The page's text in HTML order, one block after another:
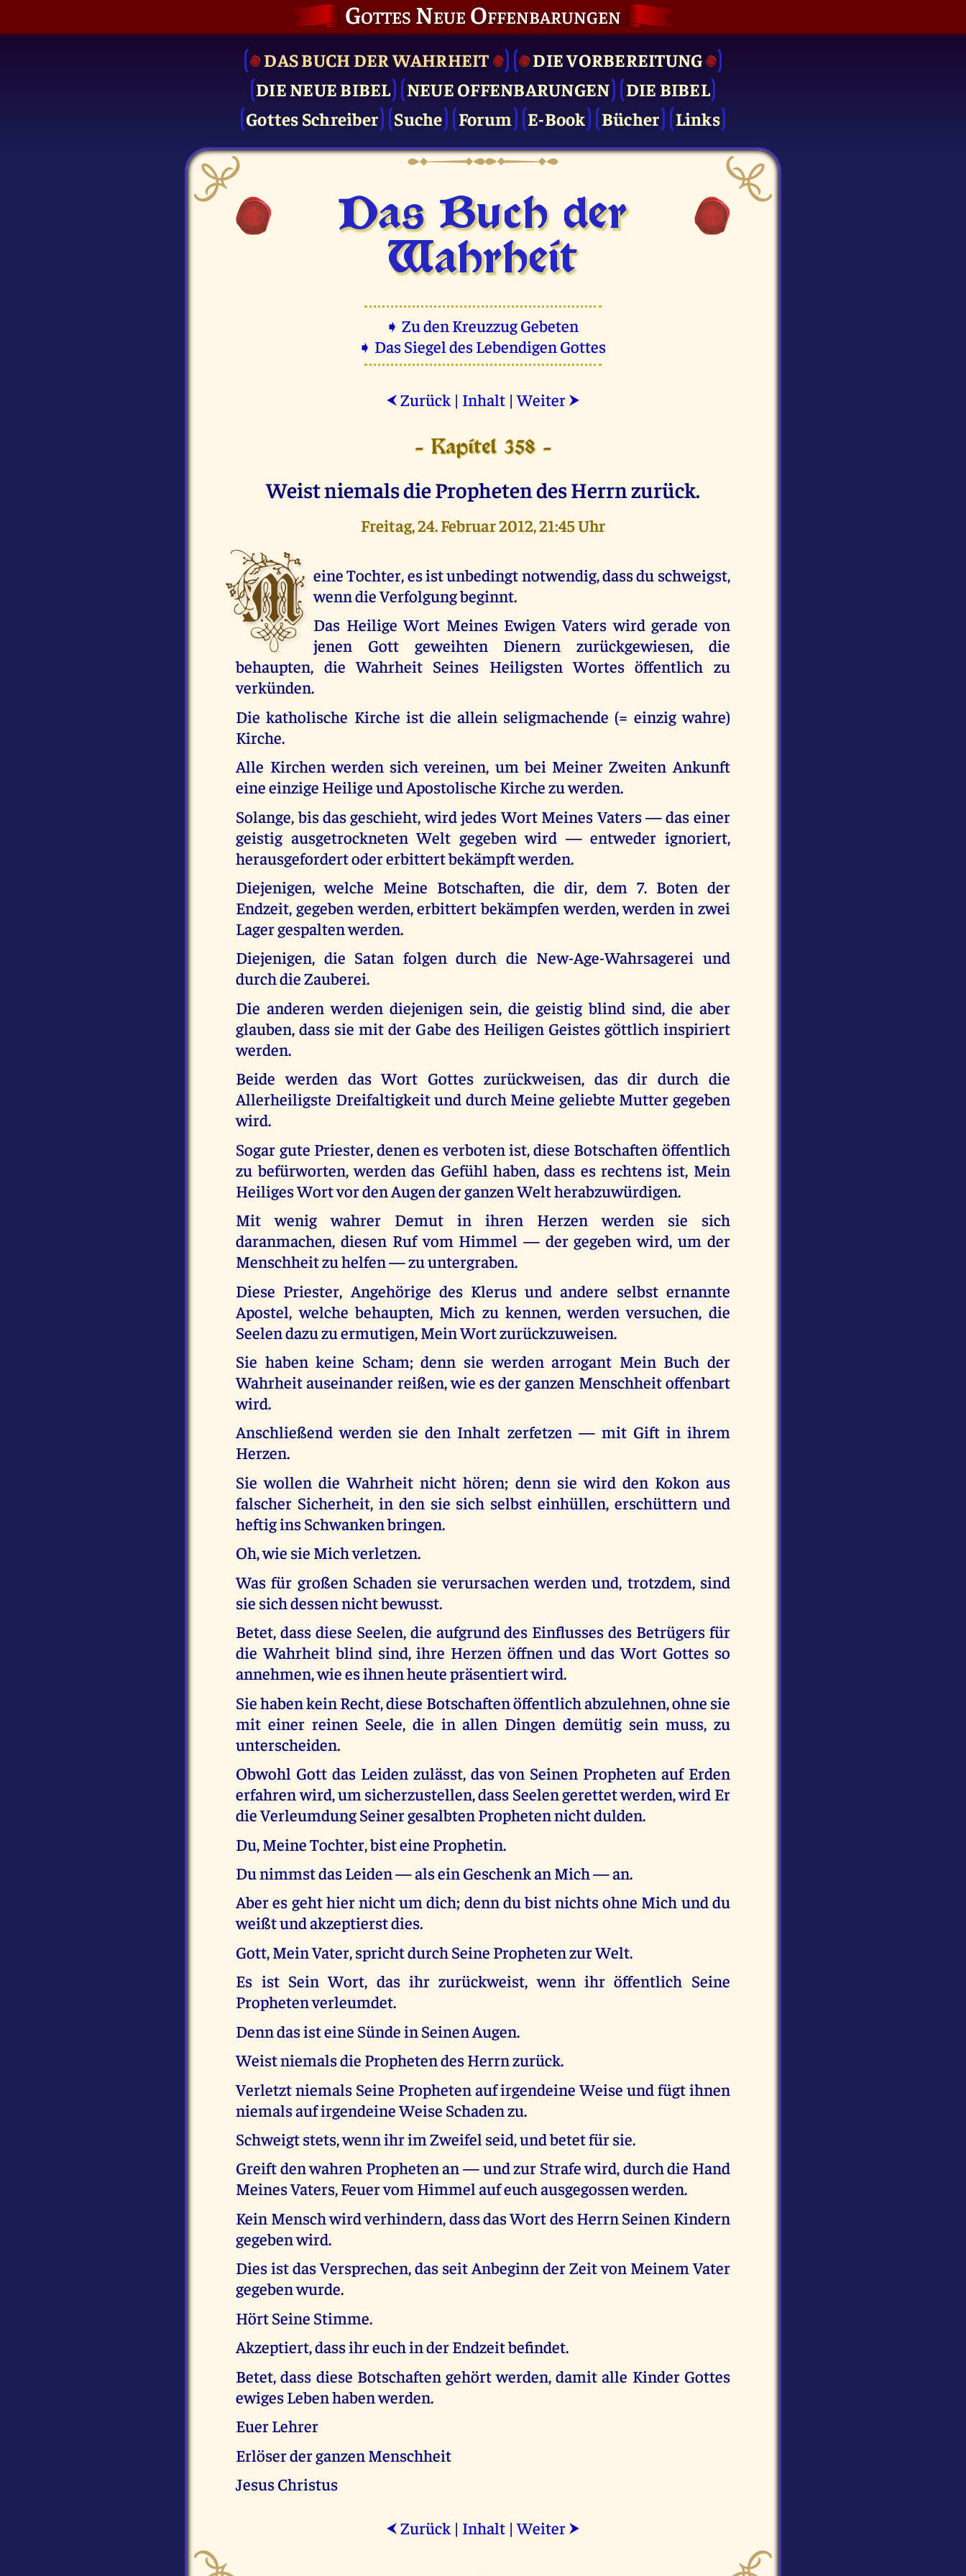
Gottes Neue Offenbarungen
DAS BUCH DER WAHRHEIT
DIE VOR­BEREITUNG
DIE NEUE BIBEL
NEUE OFFENBARUNGEN
DIE BIBEL
Gottes Schreiber
Suche Forum E-Book Bücher Links
Das Buch der
Wahrheit
➧ Zu den Kreuzzug Gebeten
➧ Das Siegel des Lebendigen Gottes
⮜ Zurück | Inhalt |Weiter ⮞
- Kapitel 358 -
Weist niemals die Propheten des Herrn zurück.
Freitag, 24. Februar 2012, 21:45 Uhr
M eine Tochter, es ist unbedingt notwendig, dass du schweigst,
wenn die Verfolgung beginnt.
Das Heilige Wort Meines Ewigen Vaters wird gerade von
jenen Gott geweihten Dienern zurückgewiesen, die
behaupten, die Wahrheit Seines Heiligsten Wortes öffentlich zu
verkünden.
Die katholische Kirche ist die allein seligmachende (= einzig wahre)
Kirche.
Alle Kirchen werden sich vereinen, um bei Meiner Zweiten Ankunft
eine einzige Heilige und Apostolische Kirche zu werden.
Solange, bis das geschieht, wird jedes Wort Meines Vaters — das einer
geistig ausgetrockneten Welt gegeben wird — entweder ignoriert,
herausgefordert oder erbittert bekämpft werden.
Diejenigen, welche Meine Botschaften, die dir, dem 7. Boten der
Endzeit, gegeben werden, erbittert bekämpfen werden, werden in zwei
Lager gespalten werden.
Diejenigen, die Satan folgen durch die New-Age-Wahrsagerei und
durch die Zauberei.
Die anderen werden diejenigen sein, die geistig blind sind, die aber
glauben, dass sie mit der Gabe des Heiligen Geistes göttlich inspiriert
werden.
Beide werden das Wort Gottes zurückweisen, das dir durch die
Allerheiligste Dreifaltigkeit und durch Meine geliebte Mutter gegeben
wird.
Sogar gute Priester, denen es verboten ist, diese Botschaften öffentlich
zu befürworten, werden das Gefühl haben, dass es rechtens ist, Mein
Heiliges Wort vor den Augen der ganzen Welt herabzuwürdigen.
Mit wenig wahrer Demut in ihren Herzen werden sie sich
daranmachen, diesen Ruf vom Himmel — der gegeben wird, um der
Menschheit zu helfen — zu untergraben.
Diese Priester, Angehörige des Klerus und andere selbst ernannte
Apostel, welche behaupten, Mich zu kennen, werden versuchen, die
Seelen dazu zu ermutigen, Mein Wort zurückzuweisen.
Sie haben keine Scham; denn sie werden arrogant Mein Buch der
Wahrheit auseinander reißen, wie es der ganzen Menschheit offenbart
wird.
Anschließend werden sie den Inhalt zerfetzen — mit Gift in ihrem
Herzen.
Sie wollen die Wahrheit nicht hören; denn sie wird den Kokon aus
falscher Sicherheit, in den sie sich selbst einhüllen, erschüttern und
heftig ins Schwanken bringen.
Oh, wie sie Mich verletzen.
Was für großen Schaden sie verursachen werden und, trotzdem, sind
sie sich dessen nicht bewusst.
Betet, dass diese Seelen, die aufgrund des Einflusses des Betrügers für
die Wahrheit blind sind, ihre Herzen öffnen und das Wort Gottes so
annehmen, wie es ihnen heute präsentiert wird.
Sie haben kein Recht, diese Botschaften öffentlich abzulehnen, ohne sie
mit einer reinen Seele, die in allen Dingen demütig sein muss, zu
unterscheiden.
Obwohl Gott das Leiden zulässt, das von Seinen Propheten auf Erden
erfahren wird, um sicherzustellen, dass Seelen gerettet werden, wird Er
die Verleumdung Seiner gesalbten Propheten nicht dulden.
Du, Meine Tochter, bist eine Prophetin.
Du nimmst das Leiden — als ein Geschenk an Mich — an.
Aber es geht hier nicht um dich; denn du bist nichts ohne Mich und du
weißt und akzeptierst dies.
Gott, Mein Vater, spricht durch Seine Propheten zur Welt.
Es ist Sein Wort, das ihr zurückweist, wenn ihr öffentlich Seine
Propheten verleumdet.
Denn das ist eine Sünde in Seinen Augen.
Weist niemals die Propheten des Herrn zurück.
Verletzt niemals Seine Propheten auf irgendeine Weise und fügt ihnen
niemals auf irgendeine Weise Schaden zu.
Schweigt stets, wenn ihr im Zweifel seid, und betet für sie.
Greift den wahren Propheten an — und zur Strafe wird, durch die Hand
Meines Vaters, Feuer vom Himmel auf euch ausgegossen werden.
Kein Mensch wird verhindern, dass das Wort des Herrn Seinen Kindern
gegeben wird.
Dies ist das Versprechen, das seit Anbeginn der Zeit von Meinem Vater
gegeben wurde.
Hört Seine Stimme.
Akzeptiert, dass ihr euch in der Endzeit befindet.
Betet, dass diese Botschaften gehört werden, damit alle Kinder Gottes
ewiges Leben haben werden.
Euer Lehrer
Erlöser der ganzen Menschheit
Jesus Christus
⮜ Zurück | Inhalt |Weiter ⮞